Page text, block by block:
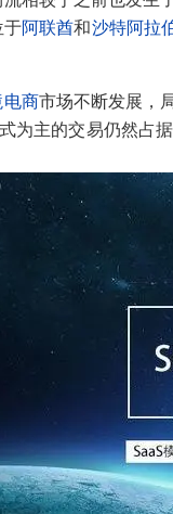
于阿联酋和沙特阿拉
电商市场不断发展，
为主的交易仍然占